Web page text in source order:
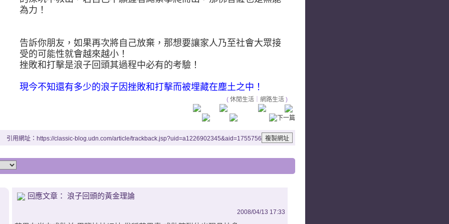
為力！
告訴你朋友，如果再次將自己放棄，那想要讓家人乃至社會大眾接
受的可能性就會越來越小！
挫敗和打擊是浪子回頭其過程中必有的考驗！
現今不知還有多少的浪子因挫敗和打擊而被埋藏在塵土之中！
( 休閒生活 網路生活 )
引用網址：https://classic-blog.udn.com/article/trackback.jsp?uid=a1226902345&aid=1755756
回應文章： 浪子回頭的黃金理論
2008/04/13 17:33